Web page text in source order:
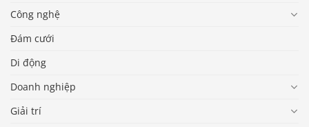
Công nghệ
Đám cưới
Di động
Doanh nghiệp
Giải trí